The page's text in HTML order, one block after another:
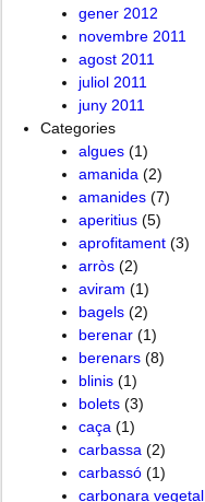
gener 2012
novembre 2011
agost 2011
juliol 2011
juny 2011
Categories
algues (1)
amanida (2)
amanides (7)
aperitius (5)
aprofitament (3)
arròs (2)
aviram (1)
bagels (2)
berenar (1)
berenars (8)
blinis (1)
bolets (3)
caça (1)
carbassa (2)
carbassó (1)
carbonara vegetal